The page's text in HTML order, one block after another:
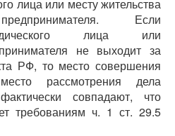
лица или месту жительства
Если
лица или
не выходит за
РФ, то место совершения
рассмотрения дела
совпадают, что
требованиям ч. 1 ст. 29.5